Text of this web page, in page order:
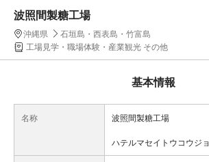
波照間製糖工場
沖縄県
石垣島・西表島・竹富島
工場見学・職場体験・産業観光 その他
基本情報
名称 波照間製糖工場
ハテルマセイトウコウジ